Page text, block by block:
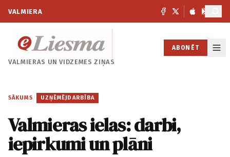
VALMIERA
VALMIERAS UNVIDZEMES ZIŅAS
ABONĒT
SĀKUMS / UZŅĒMĒJDARBĪBA
Valmieras ielas: darbi,
iepirkumi un plāni